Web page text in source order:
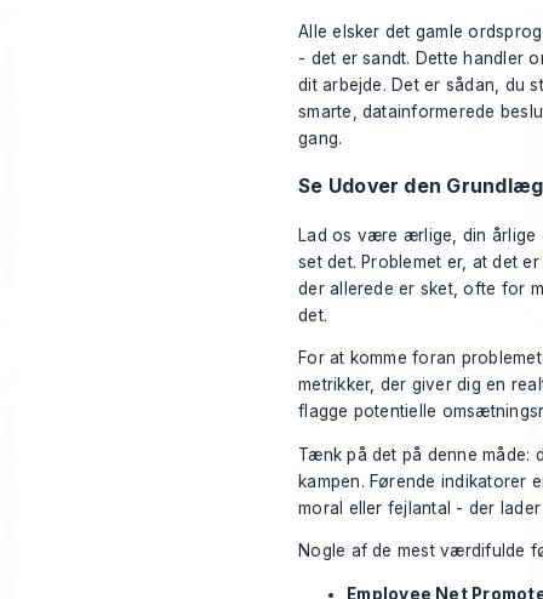
Alle elsker det gamle
- det er sandt. Dette handler
dit arbejde. Det er sådan, du
smarte, datainformerede
gang.
Se Udover den
Lad os være ærlige, din årlige
set det. Problemet er, at det
der allerede er sket, ofte for
det.
For at komme foran
metrikker, der giver dig en
flagge potentielle
Tænk på det på denne måde:
kampen. Førende indikatorer
moral eller fejlantal - der
Nogle af de mest værdifulde
Employee Net